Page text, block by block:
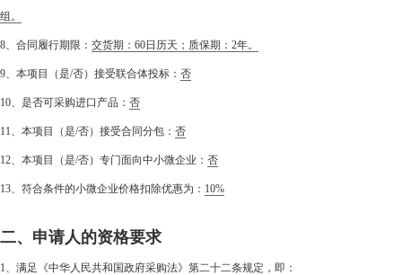
组。
8、合同履行期限： 交货期：60日历天；质保期：2年。
9、本项目（是/否）接受联合体投标： 否
10、是否可采购进口产品： 否
11、本项目（是/否）接受合同分包： 否
12、本项目（是/否）专门面向中小微企业： 否
13、符合条件的小微企业价格扣除优惠为： 10%
二、申请人的资格要求
1、满足《中华人民共和国政府采购法》第二十二条规定，即：